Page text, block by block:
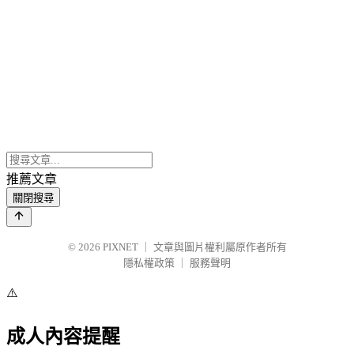
推薦文章
關閉搜尋
© 2026 PIXNET
文章與圖片權利屬原作者所有
隱私權政策
服務聲明
⚠️
成人內容提醒